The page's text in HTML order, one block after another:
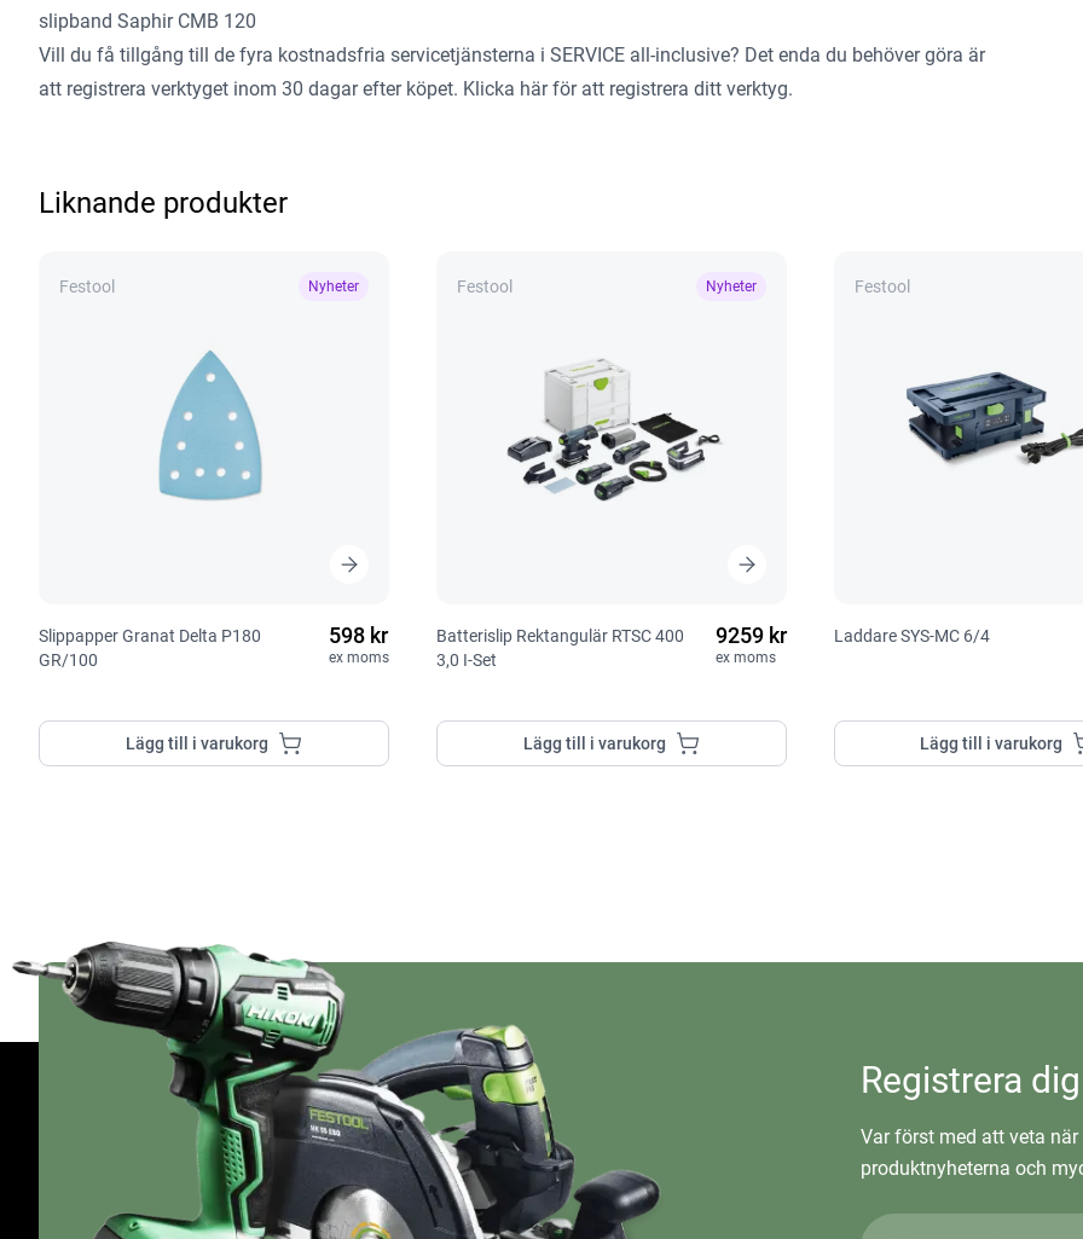
slipband Saphir CMB 120
Vill du få tillgång till de fyra kostnadsfria servicetjänsterna i SERVICE all-inclusive? Det enda du behöver göra är
att registrera verktyget inom 30 dagar efter köpet. Klicka här för att registrera ditt verktyg.
Liknande produkter
Festool Nyheter
Slippapper Granat Delta P180
GR/100
598 kr
ex moms
Lägg till i varukorg
Festool Nyheter
Batterislip Rektangulär RTSC 400
3,0 I-Set
9259 kr
ex moms
Lägg till i varukorg
Festool
Laddare SYS-MC 6/4
Lägg till i varukorg
Registrera
Var först med att veta
produktnyheterna och